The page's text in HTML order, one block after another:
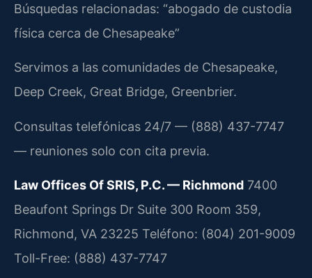
Búsquedas relacionadas: “abogado de custodia
física cerca de Chesapeake”
Servimos a las comunidades de Chesapeake,
Deep Creek, Great Bridge, Greenbrier.
Consultas telefónicas 24/7 — (888) 437-7747
— reuniones solo con cita previa.
Law Offices Of SRIS, P.C. — Richmond 7400
Beaufont Springs Dr Suite 300 Room 359,
Richmond, VA 23225 Teléfono: (804) 201-9009
Toll-Free: (888) 437-7747